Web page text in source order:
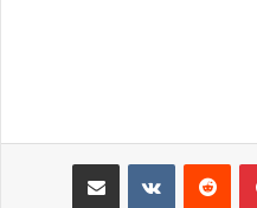
بينتيريست مشاركة عبر البريد